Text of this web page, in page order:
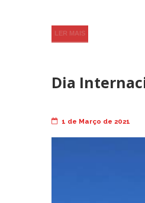
LER MAIS
Dia
1 de Março de 2021